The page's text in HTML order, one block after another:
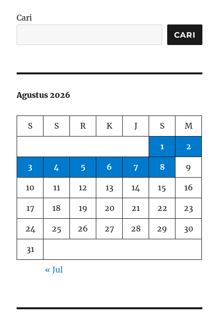
Cari
CARI
Agustus 2026
S S R K J S M
1 2
3 4 5 6 7 8 9
10 11 12 13 14 15 16
17 18 19 20 21 22 23
24 25 26 27 28 29 30
31
« Jul